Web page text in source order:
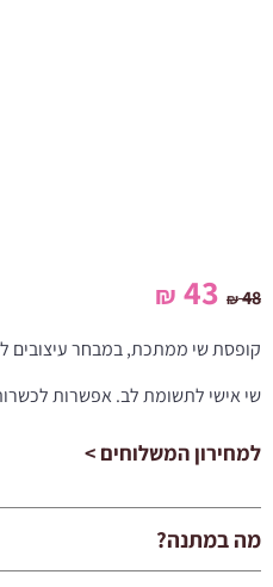
48
₪ המחיר
היה:
48 ₪.
43
₪
הוא:
43 ₪.
קופסת שי ממתכת, במבחר עיצובים
שי אישי לתשומת לב. אפשרות
למחירון המשלוחים >
מה במתנה?